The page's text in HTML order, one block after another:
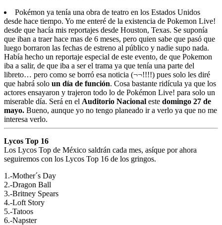
Pokémon ya tenía una obra de teatro en los Estados Unidos
desde hace tiempo. Yo me enteré de la existencia de Pokemon Live!
desde que hacía mis reportajes desde Houston, Texas. Se suponía
que iban a traer hace mas de 6 meses, pero quien sabe que pasó que
luego borraron las fechas de estreno al público y nadie supo nada.
Había hecho un reportaje especial de este evento, de que Pokemon
iba a salir, de que iba a ser el trama ya que tenía una parte del
libreto… pero como se borró esa noticia (¬¬!!!!) pues solo les diré
que habrá solo un día de función. Cosa bastante ridícula ya que los
actores ensayaron y trajeron todo lo de Pokémon Live! para solo un
miserable día. Será en el Auditorio Nacional este domingo 27 de
mayo. Bueno, aunque yo no tengo planeado ir a verlo ya que no me
interesa verlo.
Lycos Top 16
Los Lycos Top de México saldrán cada mes, asíque por ahora
seguiremos con los Lycos Top 16 de los gringos.
1.-Mother´s Day
2.-Dragon Ball
3.-Britney Spears
4.-Loft Story
5.-Tatoos
6.-Napster